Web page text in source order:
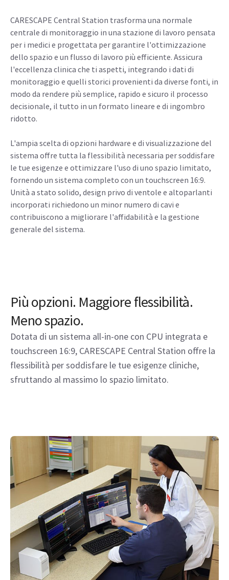
CARESCAPE Central Station trasforma una normale
centrale di monitoraggio in una stazione di lavoro pensata
per i medici e progettata per garantire l'ottimizzazione
dello spazio e un flusso di lavoro più efficiente. Assicura
l'eccellenza clinica che ti aspetti, integrando i dati di
monitoraggio e quelli storici provenienti da diverse fonti, in
modo da rendere più semplice, rapido e sicuro il processo
decisionale, il tutto in un formato lineare e di ingombro
ridotto.
L'ampia scelta di opzioni hardware e di visualizzazione del
sistema offre tutta la flessibilità necessaria per soddisfare
le tue esigenze e ottimizzare l'uso di uno spazio limitato,
fornendo un sistema completo con un touchscreen 16:9.
Unità a stato solido, design privo di ventole e altoparlanti
incorporati richiedono un minor numero di cavi e
contribuiscono a migliorare l'affidabilità e la gestione
generale del sistema.
Più opzioni. Maggiore flessibilità.
Meno spazio.
Dotata di un sistema all-in-one con CPU integrata e
touchscreen 16:9, CARESCAPE Central Station offre la
flessibilità per soddisfare le tue esigenze cliniche,
sfruttando al massimo lo spazio limitato.